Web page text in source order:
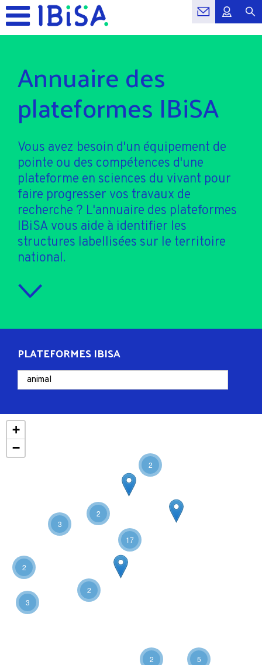
Annuaire des
plateformes IBiSA
Vous avez besoin d'un équipement de
pointe ou des compétences d'une
plateforme en sciences du vivant pour
faire progresser vos travaux de
recherche ? L'annuaire des plateformes
IBiSA vous aide à identifier les
structures labellisées sur le territoire
national.
PLATEFORMES IBISA
2
3
2
2
5
2
3
2
17
+
−